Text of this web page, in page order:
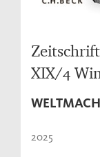
XIX/4
2025